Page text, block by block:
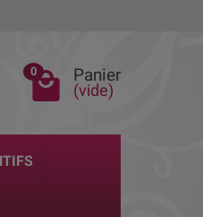
0 Panier
(vide)